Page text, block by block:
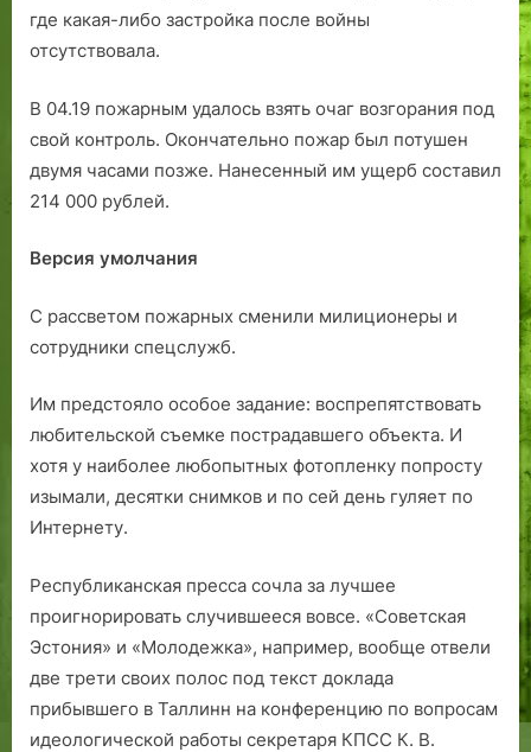
где какая-либо застройка после войны
отсутствовала.
В 04.19 пожарным удалось взять очаг возгорания под
свой контроль. Окончательно пожар был потушен
двумя часами позже. Нанесенный им ущерб составил
214 000 рублей.
Версия умолчания
С рассветом пожарных сменили милиционеры и
сотрудники спецслужб.
Им предстояло особое задание: воспрепятствовать
любительской съемке пострадавшего объекта. И
хотя у наиболее любопытных фотопленку попросту
изымали, десятки снимков и по сей день гуляет по
Интернету.
Республиканская пресса сочла за лучшее
проигнорировать случившееся вовсе. «Советская
Эстония» и «Молодежка», например, вообще отвели
две трети своих полос под текст доклада
прибывшего в Таллинн на конференцию по вопросам
идеологической работы секретаря КПСС К. В.